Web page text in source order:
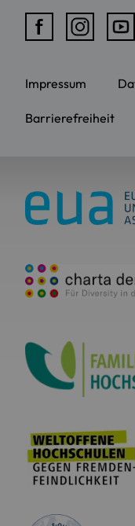
Impressum
Barrierefreiheit